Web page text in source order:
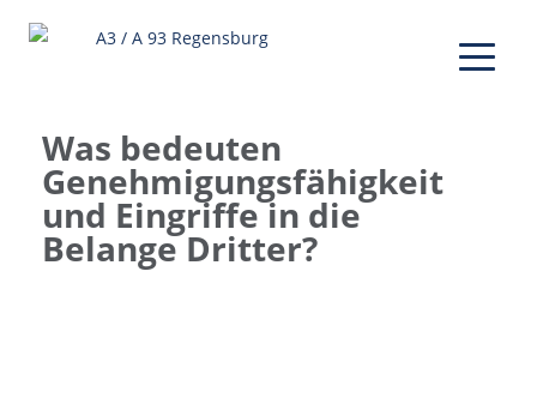
Was bedeuten
Genehmigungsfähigkeit
und Eingriffe in die
Belange Dritter?